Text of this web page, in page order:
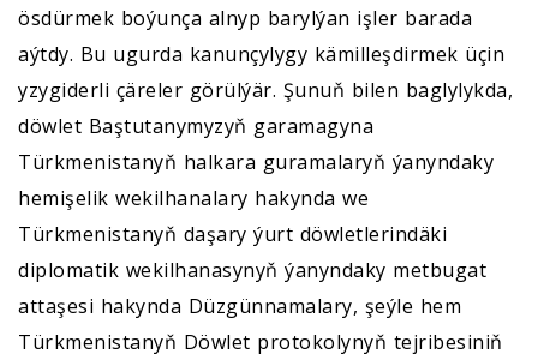
ösdürmek boýunça alnyp barylýan işler barada
aýtdy. Bu ugurda kanunçylygy kämilleşdirmek üçin
yzygiderli çäreler görülýär. Şunuň bilen baglylykda,
döwlet Baştutanymyzyň garamagyna
Türkmenistanyň halkara guramalaryň ýanyndaky
hemişelik wekilhanalary hakynda we
Türkmenistanyň daşary ýurt döwletlerindäki
diplomatik wekilhanasynyň ýanyndaky metbugat
attaşesi hakynda Düzgünnamalary, şeýle hem
Türkmenistanyň Döwlet protokolynyň tejribesiniň